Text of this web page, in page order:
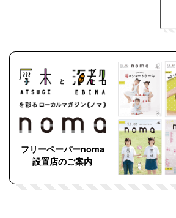
フリーペーパーnoma
設置店のご案内